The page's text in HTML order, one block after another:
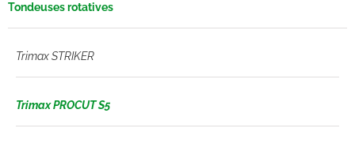
Tondeuses rotatives
Trimax STRIKER
Trimax PROCUT S5